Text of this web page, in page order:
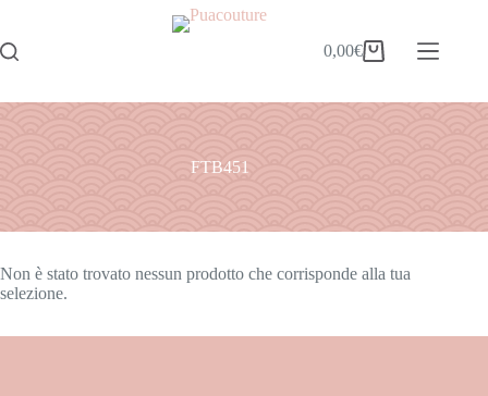
0,00€
FTB451
Non è stato trovato nessun prodotto che corrisponde alla tua
selezione.